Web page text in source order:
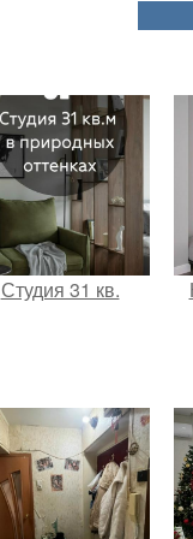
Студия 31 кв.